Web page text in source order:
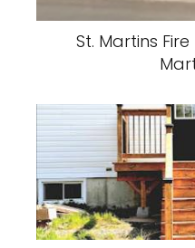
St. Martins